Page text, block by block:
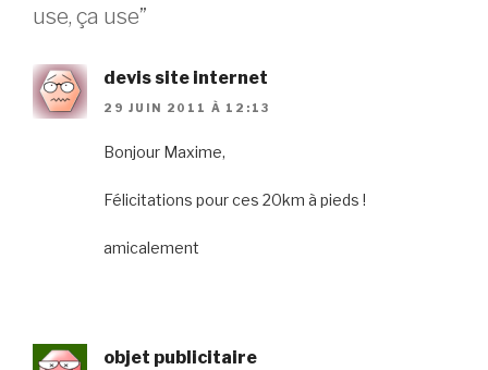
use, ça use”
devis site internet
29 JUIN 2011 À 12:13
Bonjour Maxime,
Félicitations pour ces 20km à pieds !
amicalement
objet publicitaire